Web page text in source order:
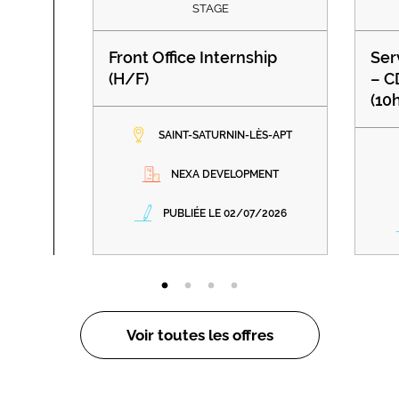
STAGE
Front Office Internship
(H/F)
SAINT-SATURNIN-LÈS-APT
NEXA DEVELOPMENT
PUBLIÉE LE 02/07/2026
–
Voir toutes les offres